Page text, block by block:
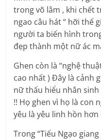
trong võ lâm , khi chết
ngao câu hát “ hỡi thế
người ta biến hình
đẹp thành một nữ ác
Ghen còn là “nghệ
cao nhất ) Đây là cảnh
nữ thấu hiểu nhân
!! Họ ghen vì họ là con
yêu là yêu linh hồn
Trong “Tiếu Ngạo